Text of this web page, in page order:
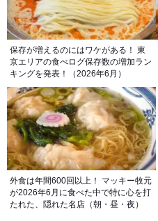
保存が増えるのにはワケがある！ 東
京エリアの食べログ保存数の増加ラン
キングを発表！（2026年6月）
外食は年間600回以上！ マッキー牧元
が2026年6月に食べた中で特に心を打
たれた、隠れた名店（朝・昼・夜）